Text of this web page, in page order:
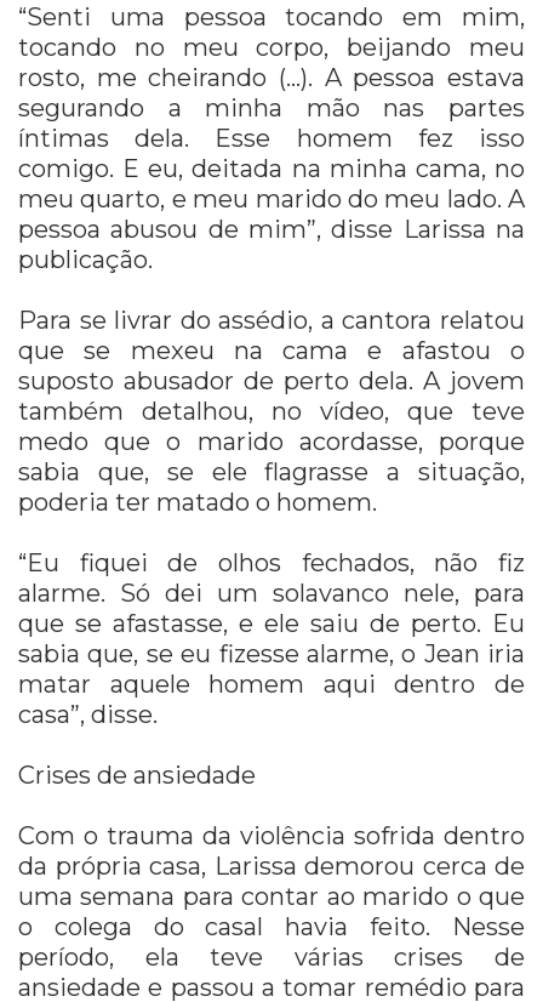
“Senti uma pessoa tocando em mim,
tocando no meu corpo, beijando meu
rosto, me cheirando (…). A pessoa estava
segurando a minha mão nas partes
íntimas dela. Esse homem fez isso
comigo. E eu, deitada na minha cama, no
meu quarto, e meu marido do meu lado. A
pessoa abusou de mim”, disse Larissa na
publicação.
Para se livrar do assédio, a cantora relatou
que se mexeu na cama e afastou o
suposto abusador de perto dela. A jovem
também detalhou, no vídeo, que teve
medo que o marido acordasse, porque
sabia que, se ele flagrasse a situação,
poderia ter matado o homem.
“Eu fiquei de olhos fechados, não fiz
alarme. Só dei um solavanco nele, para
que se afastasse, e ele saiu de perto. Eu
sabia que, se eu fizesse alarme, o Jean iria
matar aquele homem aqui dentro de
casa”, disse.
Crises de ansiedade
Com o trauma da violência sofrida dentro
da própria casa, Larissa demorou cerca de
uma semana para contar ao marido o que
o colega do casal havia feito. Nesse
período, ela teve várias crises de
ansiedade e passou a tomar remédio para